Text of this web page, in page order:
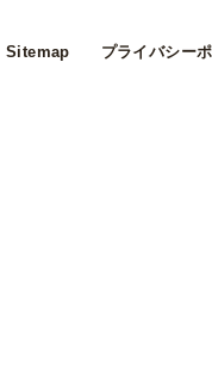
Sitemap プライバシー